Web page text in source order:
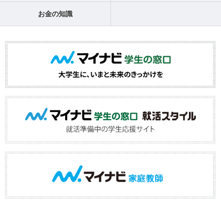
お金の知識